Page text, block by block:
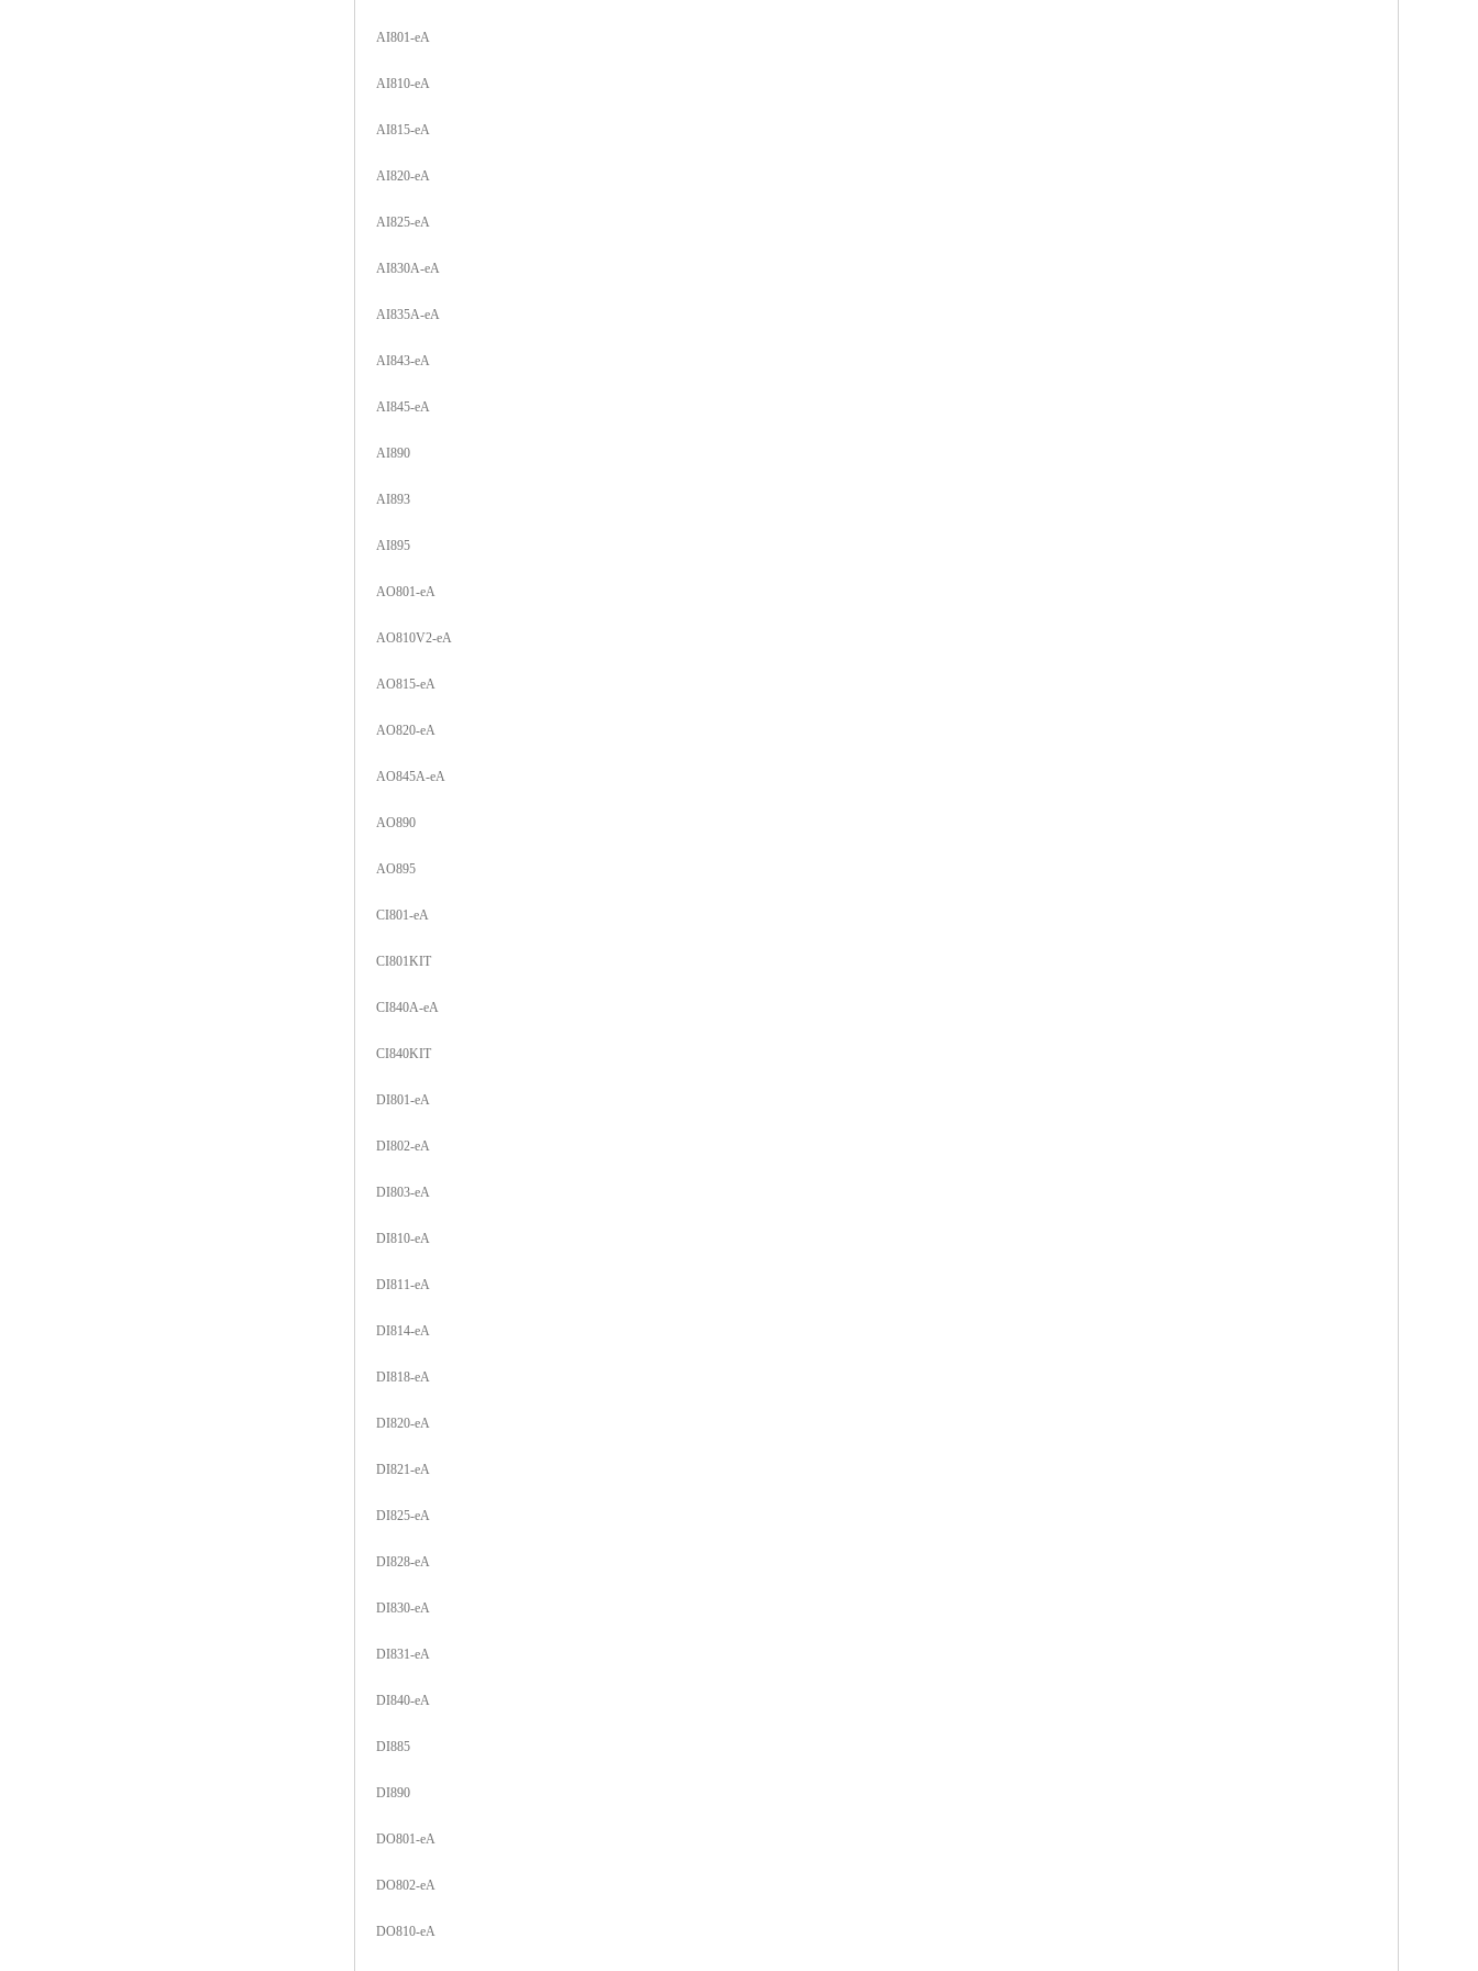
AI801-eA
AI810-eA
AI815-eA
AI820-eA
AI825-eA
AI830A-eA
AI835A-eA
AI843-eA
AI845-eA
AI890
AI893
AI895
AO801-eA
AO810V2-eA
AO815-eA
AO820-eA
AO845A-eA
AO890
AO895
CI801-eA
CI801KIT
CI840A-eA
CI840KIT
DI801-eA
DI802-eA
DI803-eA
DI810-eA
DI811-eA
DI814-eA
DI818-eA
DI820-eA
DI821-eA
DI825-eA
DI828-eA
DI830-eA
DI831-eA
DI840-eA
DI885
DI890
DO801-eA
DO802-eA
DO810-eA